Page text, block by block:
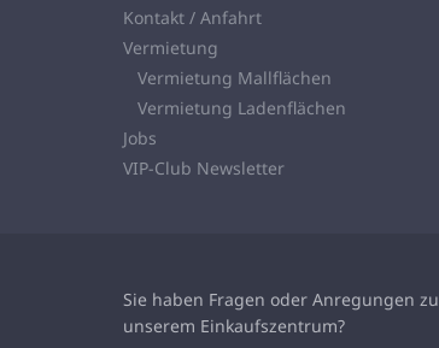
Kontakt / Anfahrt
Vermietung
Vermietung Mallflächen
Vermietung Ladenflächen
Jobs
VIP-Club Newsletter
Sie haben Fragen oder Anregungen zu
unserem Einkaufszentrum?